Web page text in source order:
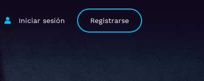
Iniciar sesión Registrarse